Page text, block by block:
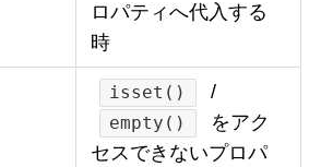
ロパティへ代入する
時
isset() /
empty()
をアク
セスできないプロパ